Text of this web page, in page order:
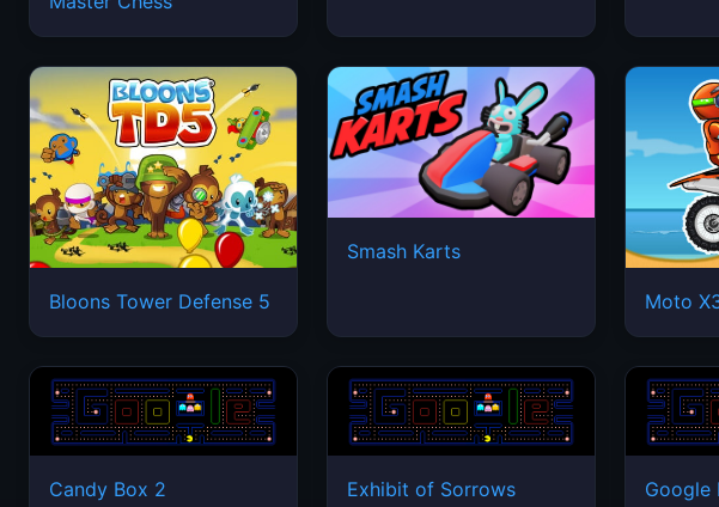
Bloons Tower Defense 5
Smash Karts
Moto
Candy Box 2 Exhibit of Sorrows Google